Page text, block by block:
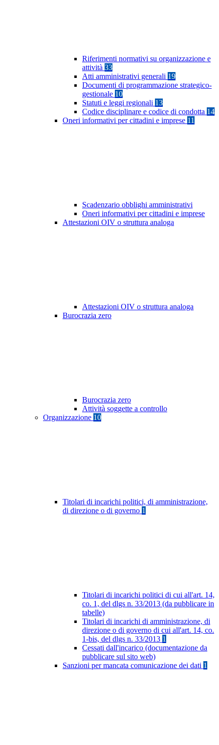
Riferimenti normativi su organizzazione e
attività 33
Atti amministrativi generali 19
Documenti di programmazione strategico-
gestionale 10
Statuti e leggi regionali 13
Codice disciplinare e codice di condotta 14
Oneri informativi per cittadini e imprese 11
Scadenzario obblighi amministrativi
Oneri informativi per cittadini e imprese
Attestazioni OIV o struttura analoga
Attestazioni OIV o struttura analoga
Burocrazia zero
Burocrazia zero
Attività soggette a controllo
Organizzazione 10
Titolari di incarichi politici, di amministrazione,
di direzione o di governo 1
Titolari di incarichi politici di cui all'art. 14,
co. 1, del dlgs n. 33/2013 (da pubblicare in
tabelle)
Titolari di incarichi di amministrazione, di
direzione o di governo di cui all'art. 14, co.
1-bis, del dlgs n. 33/2013 1
Cessati dall'incarico (documentazione da
pubblicare sul sito web)
Sanzioni per mancata comunicazione dei dati 1